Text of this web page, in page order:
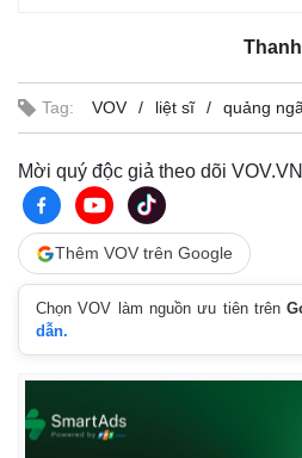
Lịch thi đấu bóng đá
Thế giới thể thao
Tag: VOV liệt sĩ quảng
Mời quý độc giả theo dõi
Thêm VOV trên Google
Chọn VOV làm nguồn ưu tiên trên
dẫn.